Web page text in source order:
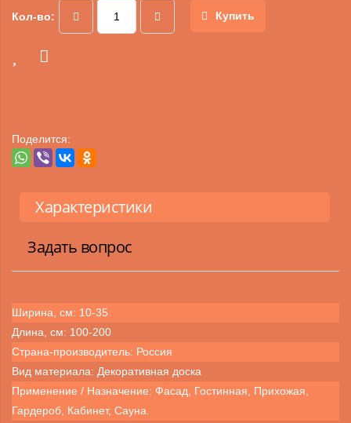
Кол-во: Купить
Поделится:
Характеристики
Задать вопрос
Ширина, см: 10-35
Длина, см: 100-200
Страна-производитель: Россия
Вид материала: Декоративная доска
Применение / Назначение: Фасад, Гостинная, Прихожая,
Гардероб, Кабинет, Сауна.